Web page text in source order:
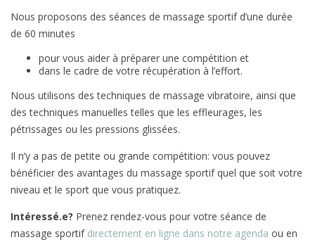
Nous proposons des séances de massage sportif d’une durée
de 60 minutes
pour vous aider à préparer une compétition et
dans le cadre de votre récupération à l’effort.
Nous utilisons des techniques de massage vibratoire, ainsi que
des techniques manuelles telles que les effleurages, les
pétrissages ou les pressions glissées.
Il n’y a pas de petite ou grande compétition: vous pouvez
bénéficier des avantages du massage sportif quel que soit votre
niveau et le sport que vous pratiquez.
Intéressé.e? Prenez rendez-vous pour votre séance de
massage sportif directement en ligne dans notre agenda ou en